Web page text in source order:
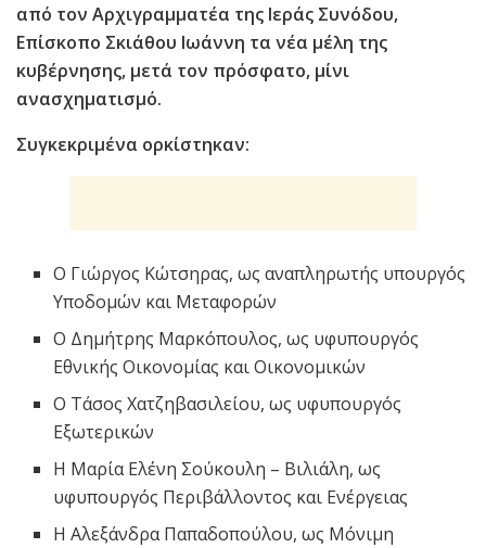
από τον Αρχιγραμματέα της Ιεράς Συνόδου,
Επίσκοπο Σκιάθου Ιωάννη τα νέα μέλη της
κυβέρνησης, μετά τον πρόσφατο, μίνι
ανασχηματισμό.
Συγκεκριμένα ορκίστηκαν:
Ο Γιώργος Κώτσηρας, ως αναπληρωτής υπουργός
Υποδομών και Μεταφορών
Ο Δημήτρης Μαρκόπουλος, ως υφυπουργός
Εθνικής Οικονομίας και Οικονομικών
Ο Τάσος Χατζηβασιλείου, ως υφυπουργός
Εξωτερικών
Η Μαρία Ελένη Σούκουλη – Βιλιάλη, ως
υφυπουργός Περιβάλλοντος και Ενέργειας
Η Αλεξάνδρα Παπαδοπούλου, ως Μόνιμη